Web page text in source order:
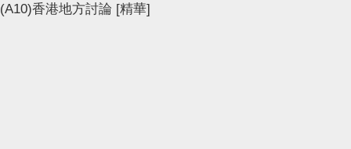
(A10)香港地方討論 [精華]